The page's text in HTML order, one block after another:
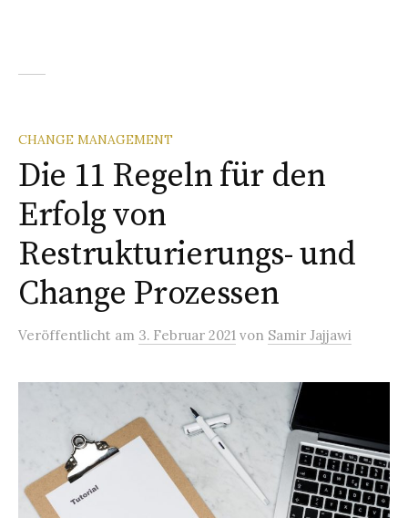
CHANGE MANAGEMENT
Die 11 Regeln für den
Erfolg von
Restrukturierungs- und
Change Prozessen
Veröffentlicht am 3. Februar 2021 von Samir Jajjawi